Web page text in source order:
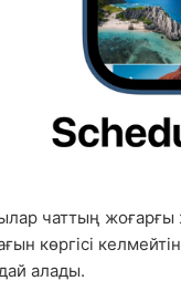
чаттың жоғарғы
көргісі
алады.